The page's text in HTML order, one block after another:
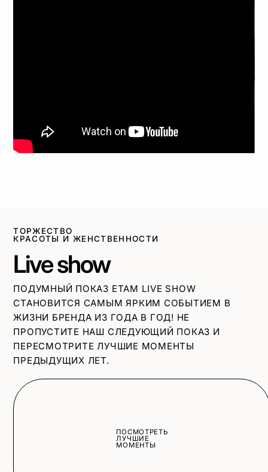
ТОРЖЕСТВО
КРАСОТЫ И ЖЕНСТВЕННОСТИ
Live show
ПОДУМНЫЙ ПОКАЗ ETAM LIVE SHOW
СТАНОВИТСЯ САМЫМ ЯРКИМ СОБЫТИЕМ В
ЖИЗНИ БРЕНДА ИЗ ГОДА В ГОД! НЕ
ПРОПУСТИТЕ НАШ СЛЕДУЮЩИЙ ПОКАЗ И
ПЕРЕСМОТРИТЕ ЛУЧШИЕ МОМЕНТЫ
ПРЕДЫДУЩИХ ЛЕТ.
ПОСМОТРЕТЬ
ЛУЧШИЕ
МОМЕНТЫ